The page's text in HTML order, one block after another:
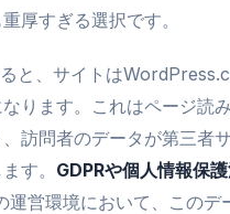
厚すぎる選択です。
と、サイトは
ります。これはページ読
訪問者のデータが第三者
す。 GDPRや個人情報保
運営環境において、このデ